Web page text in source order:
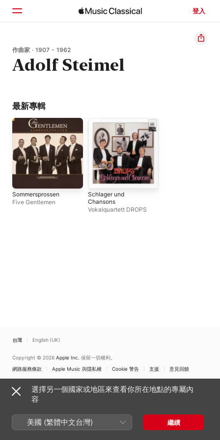
登入
首頁
瀏覽
作曲家 · 1907 - 1962
Adolf Steimel
最新專輯
Sommersprossen
Five Gentlemen
Schlager und
Chansons
Vokalquartett DROPS
台灣 English (UK)
Copyright © 2026 Apple Inc. 保留一切權利。
網路服務條款
Apple Music 與隱私權 Cookie 警告 支援 意見回饋
選擇另一個國家或地區來查看你所在地點的專屬內
容
美國 (繁體中文台灣) 繼續